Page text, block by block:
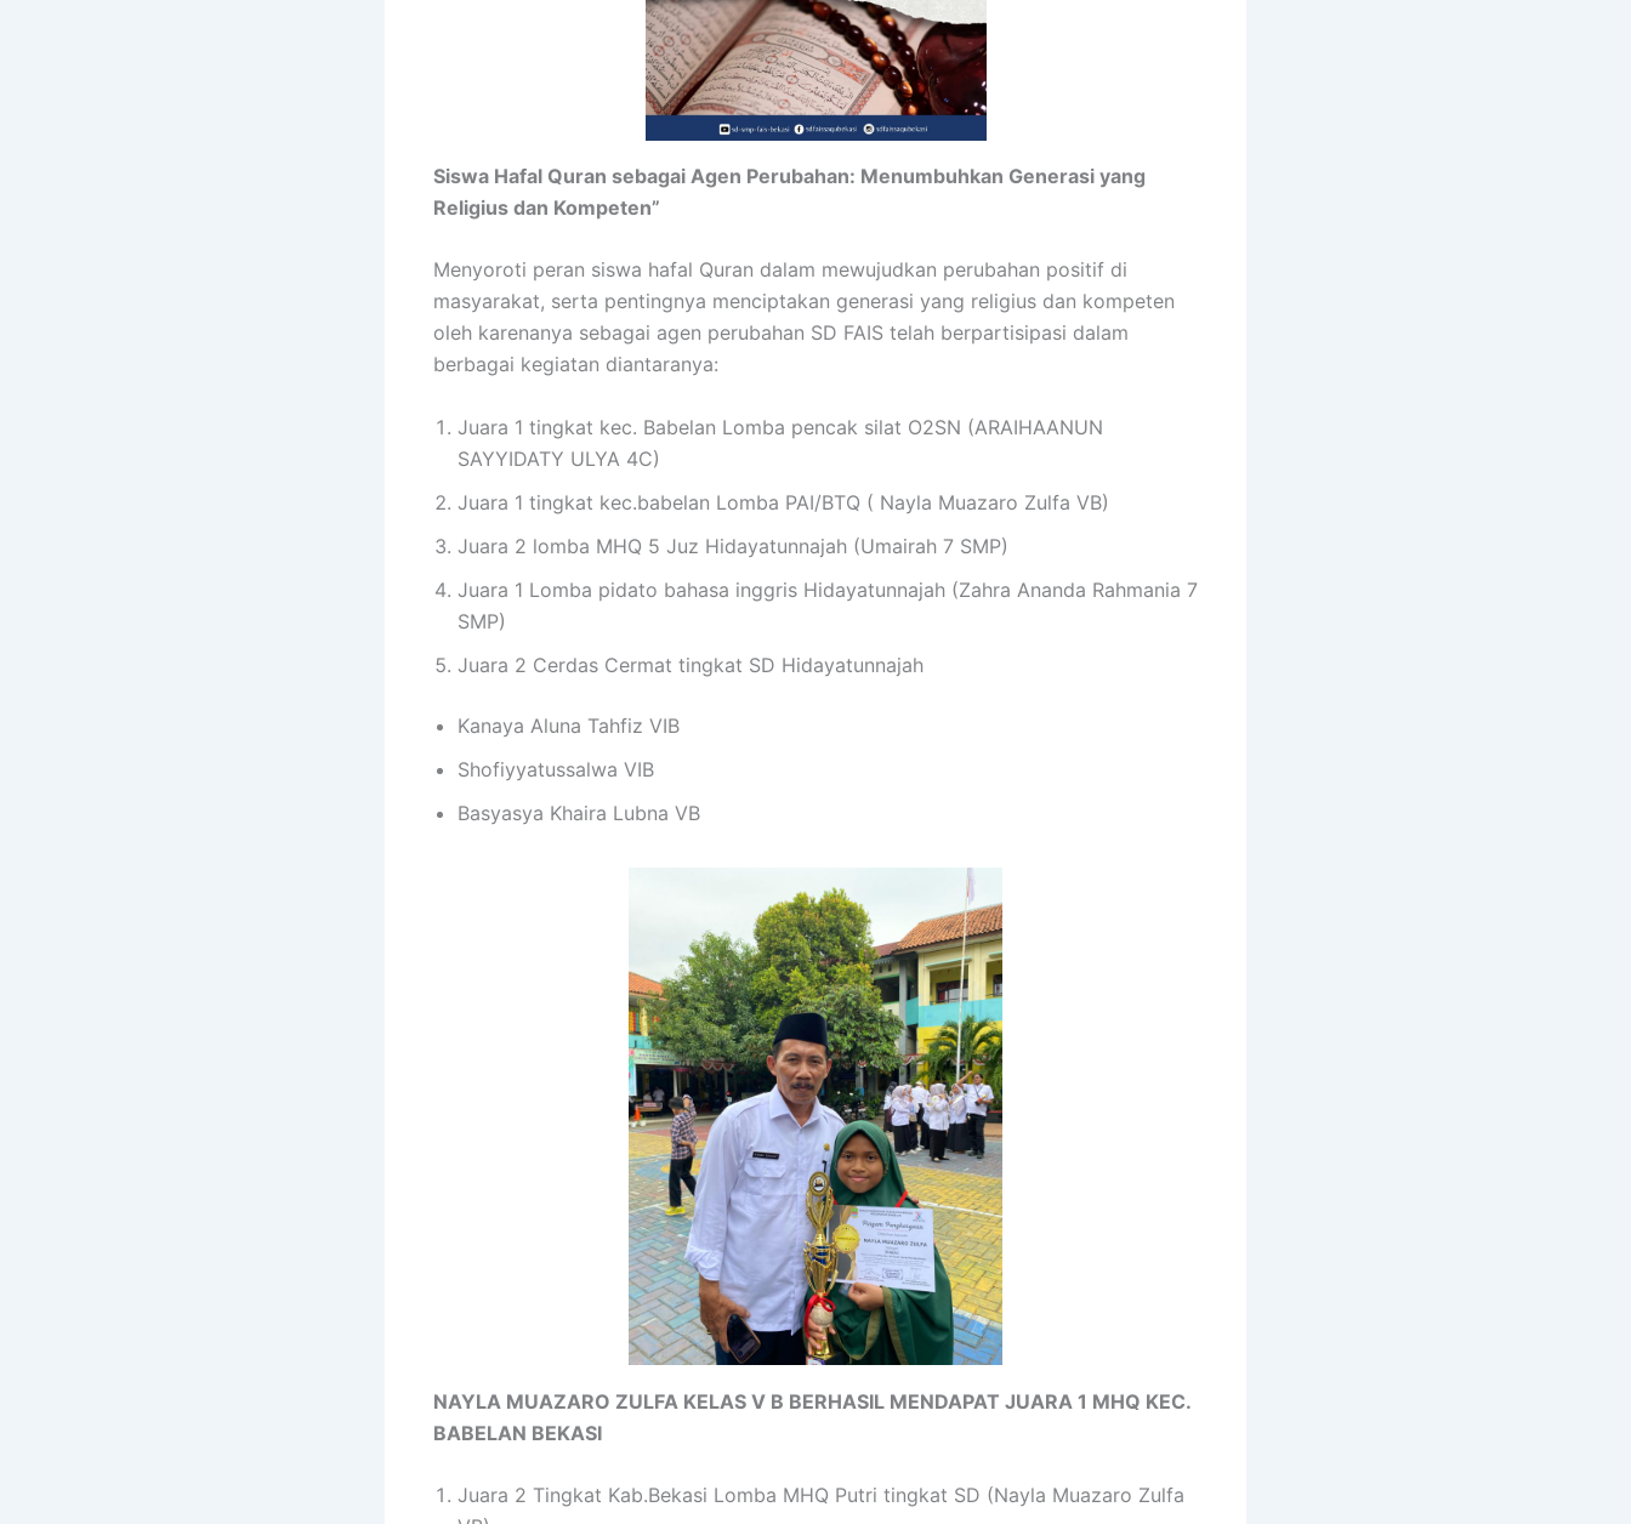
Siswa Hafal Quran sebagai Agen Perubahan: Menumbuhkan Generasi yang
Religius dan Kompeten”
Menyoroti peran siswa hafal Quran dalam mewujudkan perubahan positif di
masyarakat, serta pentingnya menciptakan generasi yang religius dan kompeten
oleh karenanya sebagai agen perubahan SD FAIS telah berpartisipasi dalam
berbagai kegiatan diantaranya:
Juara 1 tingkat kec. Babelan Lomba pencak silat O2SN (ARAIHAANUN
SAYYIDATY ULYA 4C)
Juara 1 tingkat kec.babelan Lomba PAI/BTQ ( Nayla Muazaro Zulfa VB)
Juara 2 lomba MHQ 5 Juz Hidayatunnajah (Umairah 7 SMP)
Juara 1 Lomba pidato bahasa inggris Hidayatunnajah (Zahra Ananda Rahmania 7
SMP)
Juara 2 Cerdas Cermat tingkat SD Hidayatunnajah
Kanaya Aluna Tahfiz VIB
⁠Shofiyyatussalwa VIB
⁠Basyasya Khaira Lubna VB
NAYLA MUAZARO ZULFA KELAS V B BERHASIL MENDAPAT JUARA 1 MHQ KEC.
BABELAN BEKASI
Juara 2 Tingkat Kab.Bekasi Lomba MHQ Putri tingkat SD (Nayla Muazaro Zulfa